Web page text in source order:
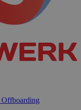
Offboarding